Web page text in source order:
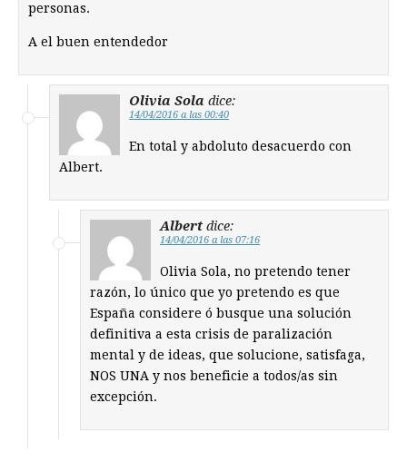
personas.
A el buen entendedor
Olivia Sola dice:
14/04/2016 a las 00:40
En total y abdoluto desacuerdo con
Albert.
Albert dice:
14/04/2016 a las 07:16
Olivia Sola, no pretendo tener
razón, lo único que yo pretendo es que
España considere ó busque una solución
definitiva a esta crisis de paralización
mental y de ideas, que solucione, satisfaga,
NOS UNA y nos beneficie a todos/as sin
excepción.